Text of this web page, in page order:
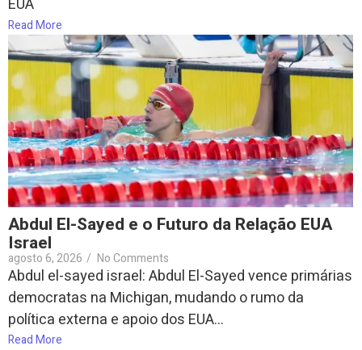
EUA
Read More
Abdul El-Sayed e o Futuro da Relação EUA
Israel
agosto 6, 2026 / No Comments
Abdul el-sayed israel: Abdul El-Sayed vence primárias
democratas na Michigan, mudando o rumo da
política externa e apoio dos EUA...
Read More